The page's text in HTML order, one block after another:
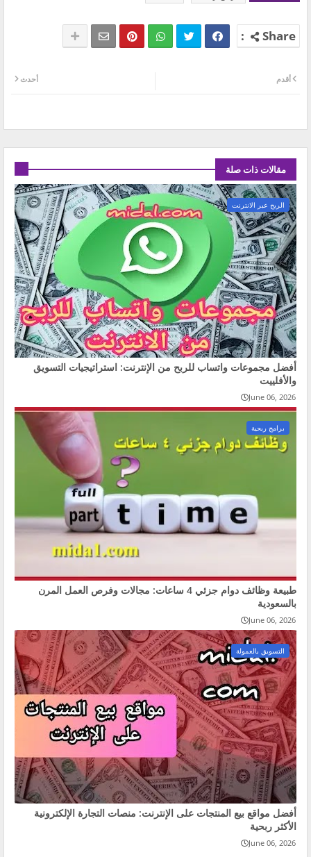
أحدث أقدم
مقالات ذات صلة
الربح عبر الانترنت
أفضل مجموعات واتساب للربح من الإنترنت: استراتيجيات التسويق
والأفلييت
June 06, 2026
برامج ربحية
طبيعة وظائف دوام جزئي 4 ساعات: مجالات وفرص العمل المرن
بالسعودية
June 06, 2026
التسويق بالعمولة
أفضل مواقع بيع المنتجات على الإنترنت: منصات التجارة الإلكترونية
الأكثر ربحية
June 06, 2026